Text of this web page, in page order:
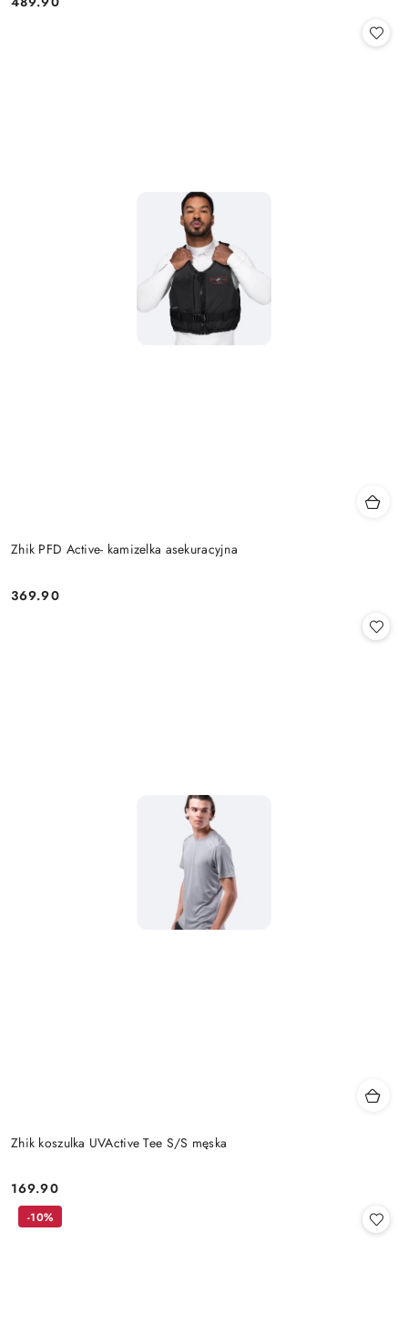
Cena:
Zhik PFD Active- kamizelka asekuracyjna
Cena:
369.90
Zhik koszulka UVActive Tee S/S męska
Cena:
169.90
-10%